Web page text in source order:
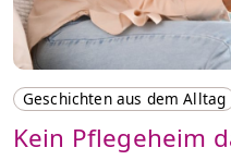
Geschichten aus dem Alltag
Kein Pflegeheim